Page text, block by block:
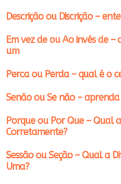
Descrição ou Discrição –
Em vez de ou Ao invés de
um
Perca ou Perda – qual é o
Senão ou Se não –
Porque ou Por Que – Qual
Corretamente?
Sessão ou Seção – Qual a
Uma?